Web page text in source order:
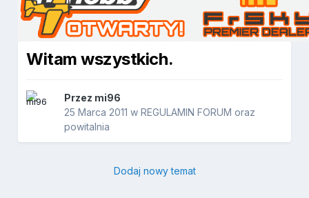
Witam wszystkich.
Przez mi96
25 Marca 2011 wREGULAMIN FORUM oraz
powitalnia
Dodaj nowy temat